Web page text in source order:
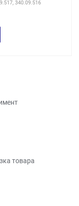
340.09.516
товара